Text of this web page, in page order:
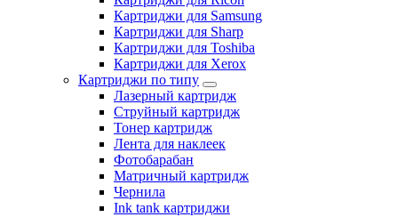
Картриджи для Samsung
Картриджи для Sharp
Картриджи для Toshiba
Картриджи для Xerox
Картриджи по типу
Лазерный картридж
Струйный картридж
Тонер картридж
Лента для наклеек
Фотобарабан
Матричный картридж
Чернила
Ink tank картриджи